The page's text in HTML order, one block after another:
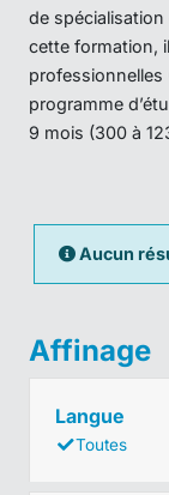
de
cette formation,
professionnelles
programme
9 mois (300 à
Aucun
Affinage
Langue
Toutes